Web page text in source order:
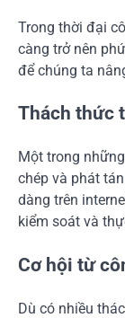
Trong thời đại
càng trở nên
để chúng ta
Thách thức
Một trong
chép và phát
dàng trên
kiểm soát và
Cơ hội từ
Dù có nhiều